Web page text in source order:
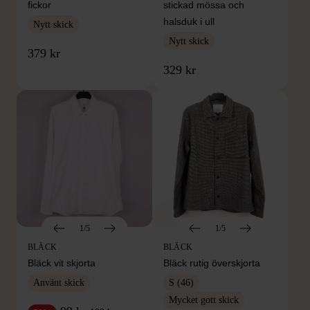
fickor
Nytt skick
379 kr
stickad mössa och
halsduk i ull
Nytt skick
329 kr
1/5
BLÄCK
Bläck vit skjorta
Använt skick
1/5
BLÄCK
Bläck rutig överskjorta
S (46)
Mycket gott skick